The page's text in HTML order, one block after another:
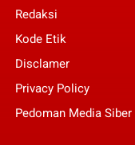
Redaksi
Kode Etik
Disclamer
Privacy Policy
Pedoman Media Siber